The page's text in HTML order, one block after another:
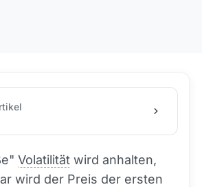
Volatilität wird anhalten,
wird der Preis der ersten